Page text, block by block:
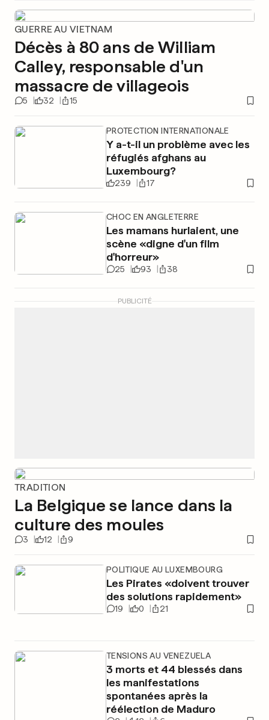
GUERRE AU VIETNAM
Décès à 80 ans de William
Calley, responsable d'un
massacre de villageois
5 32 15
PROTECTION INTERNATIONALE
Y a-t-il un problème avec les
réfugiés afghans au
Luxembourg?
239 17
CHOC EN ANGLETERRE
Les mamans hurlaient, une
scène «digne d'un film
d'horreur»
25 93 38
PUBLICITÉ
TRADITION
La Belgique se lance dans la
culture des moules
3 12 9
POLITIQUE AU LUXEMBOURG
Les Pirates «doivent trouver
des solutions rapidement»
19 0 21
TENSIONS AU VENEZUELA
3 morts et 44 blessés dans
les manifestations
spontanées après la
réélection de Maduro